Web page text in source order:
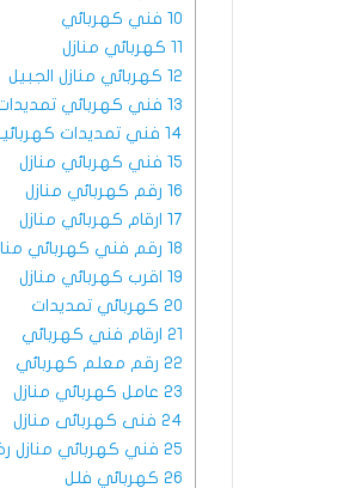
10 فني كهربائي
11 كهربائي منازل
12 كهربائي منازل الجبيل
13 فني كهربائي
14 فني تمديدات
15 فني كهربائي منازل
16 رقم كهربائي منازل
17 ارقام كهربائي منازل
18 رقم فني كهربائي
19 اقرب كهربائي منازل
20 كهربائي تمديدات
21 ارقام فني كهربائي
22 رقم معلم كهربائي
23 عامل كهربائي منازل
24 فنى كهربائى منازل
25 فني كهربائي منازل
26 كهربائي فلل